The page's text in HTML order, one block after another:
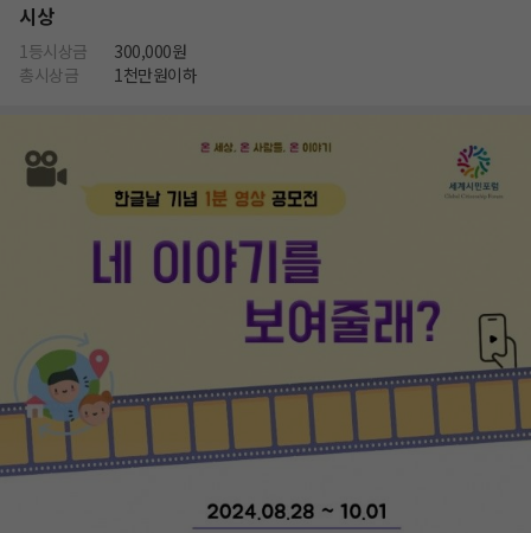
시상
1등시상금
300,000원
총시상금
1천만원이하